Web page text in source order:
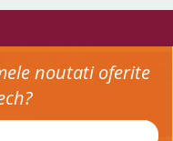
noutati oferite